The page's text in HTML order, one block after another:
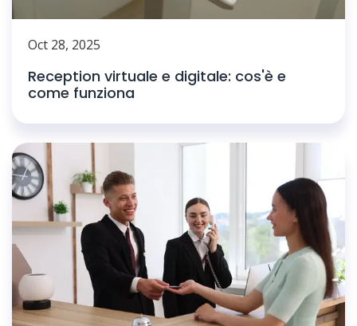
Oct 28, 2025
Reception virtuale e digitale: cos'è e
come funziona